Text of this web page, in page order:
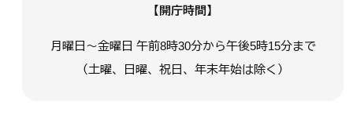
【開庁時間】
月曜日～金曜日 午前8時30分から午後5時15分まで
（土曜、日曜、祝日、年末年始は除く）